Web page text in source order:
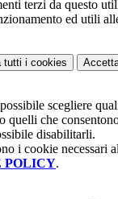
terzi da questo
ed utili
tutti i cookies
scegliere
quelli che
disabilitarli.
i cookie necessari
POLICY.